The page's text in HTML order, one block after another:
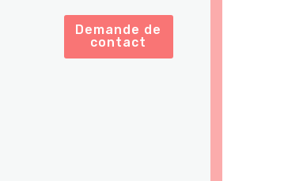
Demande de
contact